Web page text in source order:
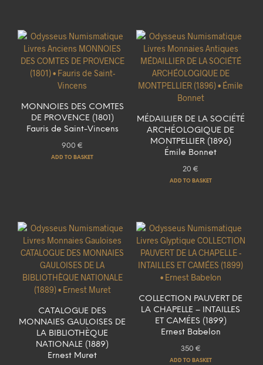
MONNOIES DES COMTES
DE PROVENCE (1801)
Fauris de Saint-Vincens
900€
ADD TO BASKET
MÉDAILLIER DE LA SOCIÉTÉ
ARCHÉOLOGIQUE DE
MONTPELLIER (1896)
Émile Bonnet
20€
ADD TO BASKET
CATALOGUE DES
MONNAIES GAULOISES DE
LA BIBLIOTHÈQUE
NATIONALE (1889)
Ernest Muret
COLLECTION PAUVERT DE
LA CHAPELLE – INTAILLES
ET CAMÉES (1899)
Ernest Babelon
350 €
ADD TO BASKET